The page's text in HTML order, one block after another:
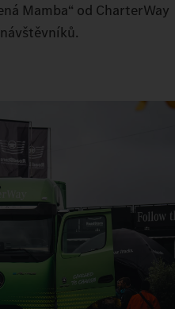
Mamba“ od CharterWay